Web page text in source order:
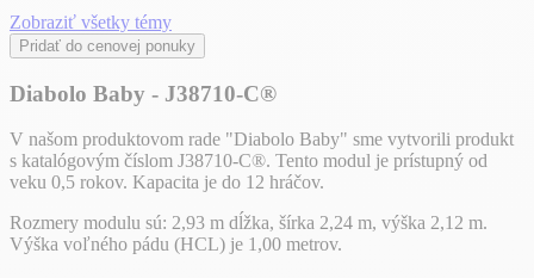
Zobraziť všetky témy
Pridať do cenovej ponuky
Diabolo Baby - J38710-C®
V našom produktovom rade "Diabolo Baby" sme vytvorili produkt
s katalógovým číslom J38710-C®. Tento modul je prístupný od
veku 0,5 rokov. Kapacita je do 12 hráčov.
Rozmery modulu sú: 2,93 m dĺžka, šírka 2,24 m, výška 2,12 m.
Výška voľného pádu (HCL) je 1,00 metrov.